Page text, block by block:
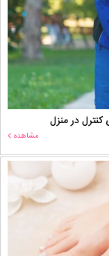
در منزل
مشاهده